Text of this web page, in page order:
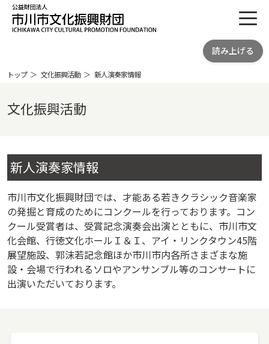
公益財団法人 市川市文化振興財団
PROMOTION FOUNDATION
読み上げる
トップ 文化振興活動 新人演奏家情報
文化振興活動
新人演奏家情報
市川市文化振興財団では、才能ある若きクラシック音楽家
の発掘と育成のためにコンクールを行っております。コン
クール受賞者は、受賞記念演奏会出演とともに、市川市文
化会館、行徳文化ホールＩ＆Ｉ、アイ・リンクタウン45階
展望施設、郭沫若記念館ほか市川市内各所さまざまな施
設・会場で行われるソロやアンサンブル等のコンサートに
出演いただいております。